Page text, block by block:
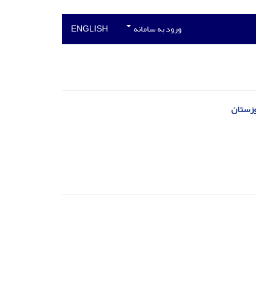
ورود به سامانه ENGLISH